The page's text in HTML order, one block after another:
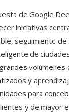
de Google
iniciativas
seguimiento de
de
volúmenes
y
para
y de mayor